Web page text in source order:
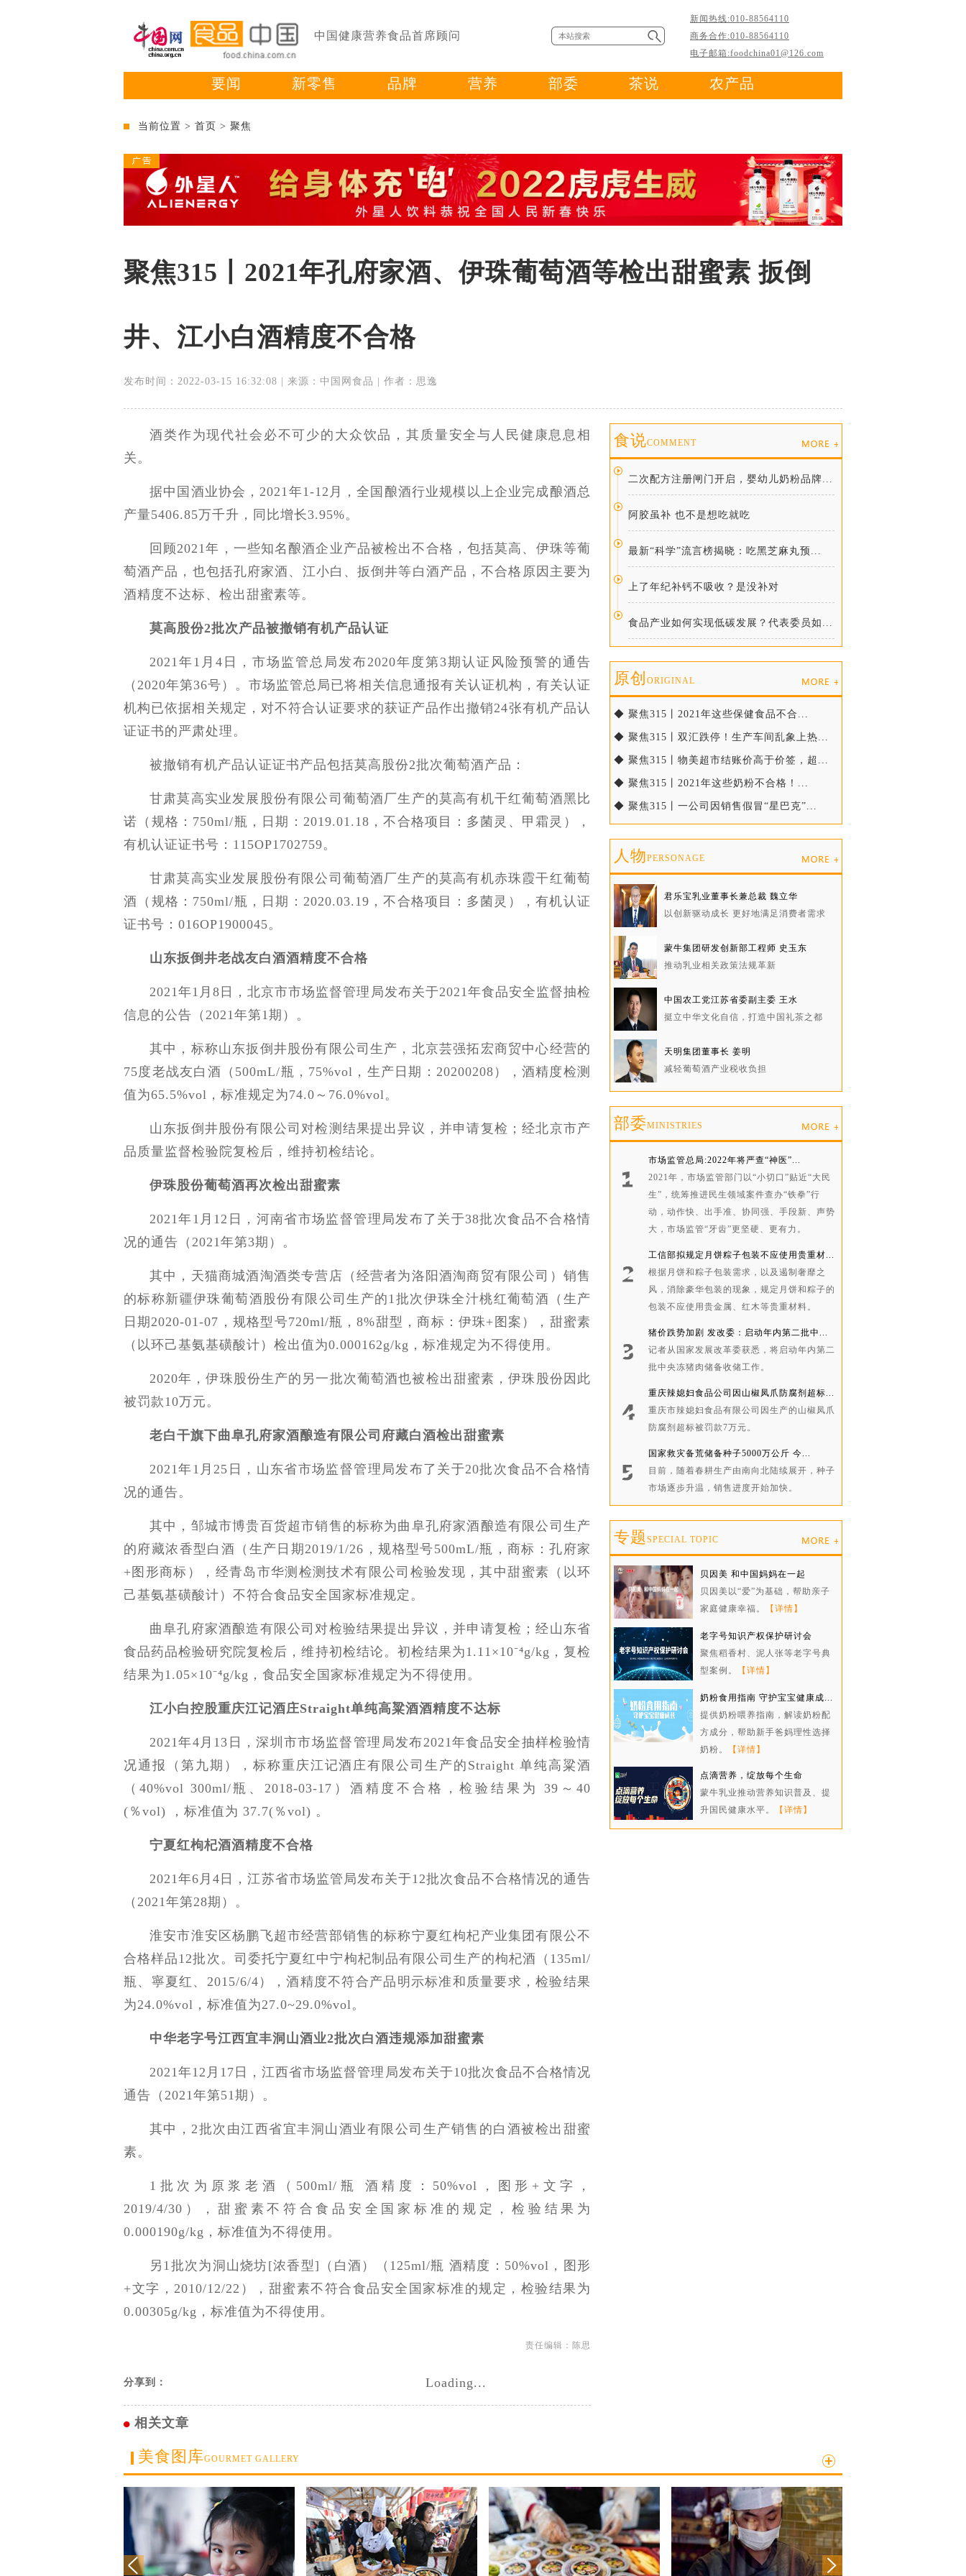
中国健康营养食品首席顾问
新闻热线:010-88564110
商务合作:010-88564110
电子邮箱:foodchina01@126.com
要闻 新零售 品牌 营养 部委 茶说 农产品
当前位置 > 首页 > 聚焦
聚焦315丨2021年孔府家酒、伊珠葡萄酒等检出甜蜜素 扳倒
井、江小白酒精度不合格
发布时间：2022-03-15 16:32:08 | 来源：中国网食品 | 作者：思逸
酒类作为现代社会必不可少的大众饮品，其质量安全与人民健康息息相
关。
据中国酒业协会，2021年1-12月，全国酿酒行业规模以上企业完成酿酒总
产量5406.85万千升，同比增长3.95%。
回顾2021年，一些知名酿酒企业产品被检出不合格，包括莫高、伊珠等葡
萄酒产品，也包括孔府家酒、江小白、扳倒井等白酒产品，不合格原因主要为
酒精度不达标、检出甜蜜素等。
莫高股份2批次产品被撤销有机产品认证
2021年1月4日，市场监管总局发布2020年度第3期认证风险预警的通告
（2020年第36号）。市场监管总局已将相关信息通报有关认证机构，有关认证
机构已依据相关规定，对不符合认证要求的获证产品作出撤销24张有机产品认
证证书的严肃处理。
被撤销有机产品认证证书产品包括莫高股份2批次葡萄酒产品：
甘肃莫高实业发展股份有限公司葡萄酒厂生产的莫高有机干红葡萄酒黑比
诺（规格：750ml/瓶，日期：2019.01.18，不合格项目：多菌灵、甲霜灵），
有机认证证书号：115OP1702759。
甘肃莫高实业发展股份有限公司葡萄酒厂生产的莫高有机赤珠霞干红葡萄
酒（规格：750ml/瓶，日期：2020.03.19，不合格项目：多菌灵），有机认证
证书号：016OP1900045。
山东扳倒井老战友白酒酒精度不合格
2021年1月8日，北京市市场监督管理局发布关于2021年食品安全监督抽检
信息的公告（2021年第1期）。
其中，标称山东扳倒井股份有限公司生产，北京芸强拓宏商贸中心经营的
75度老战友白酒（500mL/瓶，75%vol，生产日期：20200208），酒精度检测
值为65.5%vol，标准规定为74.0～76.0%vol。
山东扳倒井股份有限公司对检测结果提出异议，并申请复检；经北京市产
品质量监督检验院复检后，维持初检结论。
伊珠股份葡萄酒再次检出甜蜜素
2021年1月12日，河南省市场监督管理局发布了关于38批次食品不合格情
况的通告（2021年第3期）。
其中，天猫商城酒淘酒类专营店（经营者为洛阳酒淘商贸有限公司）销售
的标称新疆伊珠葡萄酒股份有限公司生产的1批次伊珠全汁桃红葡萄酒（生产
日期2020-01-07，规格型号720ml/瓶，8%甜型，商标：伊珠+图案），甜蜜素
（以环己基氨基磺酸计）检出值为0.000162g/kg，标准规定为不得使用。
2020年，伊珠股份生产的另一批次葡萄酒也被检出甜蜜素，伊珠股份因此
被罚款10万元。
老白干旗下曲阜孔府家酒酿造有限公司府藏白酒检出甜蜜素
2021年1月25日，山东省市场监督管理局发布了关于20批次食品不合格情
况的通告。
其中，邹城市博贵百货超市销售的标称为曲阜孔府家酒酿造有限公司生产
的府藏浓香型白酒（生产日期2019/1/26，规格型号500mL/瓶，商标：孔府家
+图形商标），经青岛市华测检测技术有限公司检验发现，其中甜蜜素（以环
己基氨基磺酸计）不符合食品安全国家标准规定。
曲阜孔府家酒酿造有限公司对检验结果提出异议，并申请复检；经山东省
食品药品检验研究院复检后，维持初检结论。初检结果为1.11×10⁻⁴g/kg，复检
结果为1.05×10⁻⁴g/kg，食品安全国家标准规定为不得使用。
江小白控股重庆江记酒庄Straight单纯高粱酒酒精度不达标
2021年4月13日，深圳市市场监督管理局发布2021年食品安全抽样检验情
况通报（第九期），标称重庆江记酒庄有限公司生产的Straight 单纯高粱酒
（40%vol 300ml/瓶、2018-03-17）酒精度不合格，检验结果为 39～40
(％vol) ，标准值为 37.7(％vol) 。
宁夏红枸杞酒酒精度不合格
2021年6月4日，江苏省市场监管局发布关于12批次食品不合格情况的通告
（2021年第28期）。
淮安市淮安区杨鹏飞超市经营部销售的标称宁夏红枸杞产业集团有限公不
合格样品12批次。司委托宁夏红中宁枸杞制品有限公司生产的枸杞酒（135ml/
瓶、寧夏红、2015/6/4），酒精度不符合产品明示标准和质量要求，检验结果
为24.0%vol，标准值为27.0~29.0%vol。
中华老字号江西宜丰洞山酒业2批次白酒违规添加甜蜜素
2021年12月17日，江西省市场监督管理局发布关于10批次食品不合格情况
通告（2021年第51期）。
其中，2批次由江西省宜丰洞山酒业有限公司生产销售的白酒被检出甜蜜
素。
1批次为原浆老酒（500ml/瓶 酒精度：50%vol，图形+文字，
2019/4/30），甜蜜素不符合食品安全国家标准的规定，检验结果为
0.000190g/kg，标准值为不得使用。
另1批次为洞山烧坊[浓香型]（白酒）（125ml/瓶 酒精度：50%vol，图形
+文字，2010/12/22），甜蜜素不符合食品安全国家标准的规定，检验结果为
0.00305g/kg，标准值为不得使用。
责任编辑：陈思
分享到： Loading...
相关文章
食说COMMENT
二次配方注册闸门开启，婴幼儿奶粉品牌...
阿胶虽补 也不是想吃就吃
最新“科学”流言榜揭晓：吃黑芝麻丸预...
上了年纪补钙不吸收？是没补对
食品产业如何实现低碳发展？代表委员如...
原创 ORIGINAL
◆ 聚焦315丨2021年这些保健食品不合...
◆ 聚焦315丨双汇跌停！生产车间乱象上热...
◆ 聚焦315丨物美超市结账价高于价签，超...
◆ 聚焦315丨2021年这些奶粉不合格！...
◆ 聚焦315丨一公司因销售假冒“星巴克”...
人物PERSONAGE
君乐宝乳业董事长兼总裁 魏立华
以创新驱动成长 更好地满足消费者需求
蒙牛集团研发创新部工程师 史玉东
推动乳业相关政策法规革新
中国农工党江苏省委副主委 王水
挺立中华文化自信，打造中国礼茶之都
天明集团董事长 姜明
减轻葡萄酒产业税收负担
部委MINISTRIES
市场监管总局:2022年将严查“神医”...
2021年，市场监管部门以“小切口”贴近“大民
生”，统筹推进民生领域案件查办“铁拳”行
动，动作快、出手准、协同强、手段新、声势
大，市场监管“牙齿”更坚硬、更有力。
工信部拟规定月饼粽子包装不应使用贵重材...
根据月饼和粽子包装需求，以及遏制奢靡之
风，消除豪华包装的现象，规定月饼和粽子的
包装不应使用贵金属、红木等贵重材料。
猪价跌势加剧 发改委：启动年内第二批中...
记者从国家发展改革委获悉，将启动年内第二
批中央冻猪肉储备收储工作。
重庆辣媳妇食品公司因山椒凤爪防腐剂超标...
重庆市辣媳妇食品有限公司因生产的山椒凤爪
防腐剂超标被罚款7万元。
国家救灾备荒储备种子5000万公斤 今...
目前，随着春耕生产由南向北陆续展开，种子
市场逐步升温，销售进度开始加快。
专题SPECIAL TOPIC
贝因美 和中国妈妈在一起
贝因美以“爱”为基础，帮助亲子
家庭健康幸福。
【详情】
老字号知识产权保护研讨会
聚焦稻香村、泥人张等老字号典
型案例。
【详情】
奶粉食用指南 守护宝宝健康成...
提供奶粉喂养指南，解读奶粉配
方成分，帮助新手爸妈理性选择
奶粉。
【详情】
点滴营养，绽放每个生命
蒙牛乳业推动营养知识普及、提
升国民健康水平。
【详情】
美食图库GOURMET GALLERY